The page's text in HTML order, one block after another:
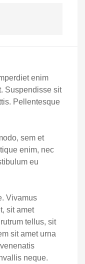
enim
Suspendisse sit
Pellentesque
sem et
enim, nec
eu
Vivamus
sit amet
tellus, sit
sit amet urna
neque.